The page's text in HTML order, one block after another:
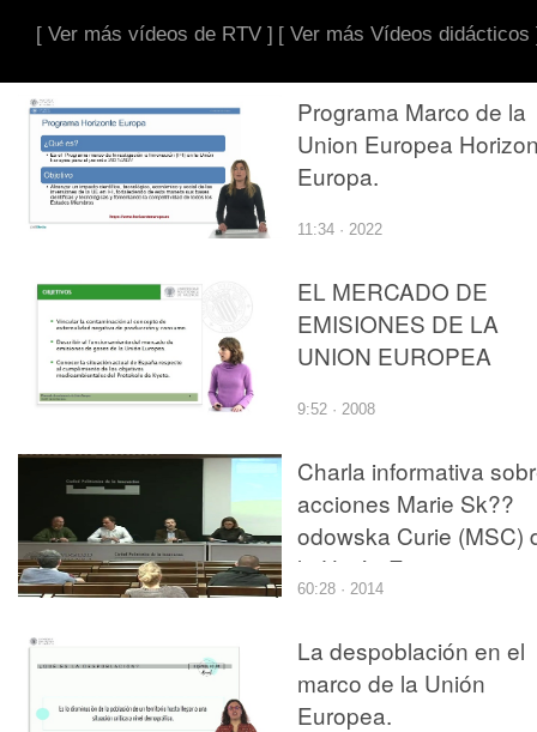
[ Ver más vídeos de RTV ] [ Ver más Vídeos didácticos
Programa Marco de la
Union Europea
Europa.
11:34 · 2022
EL MERCADO DE
EMISIONES DE LA
UNION EUROPEA
9:52 · 2008
Charla informativa
acciones Marie Sk??
odowska Curie (MSC)
la Unión Europea
60:28 · 2014
La despoblación en el
marco de la Unión
Europea.